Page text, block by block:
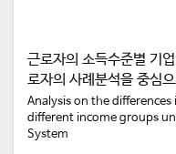
근로자의 소득수준별 기
로자의 사례분석을 중심
Analysis on the
different income groups
System